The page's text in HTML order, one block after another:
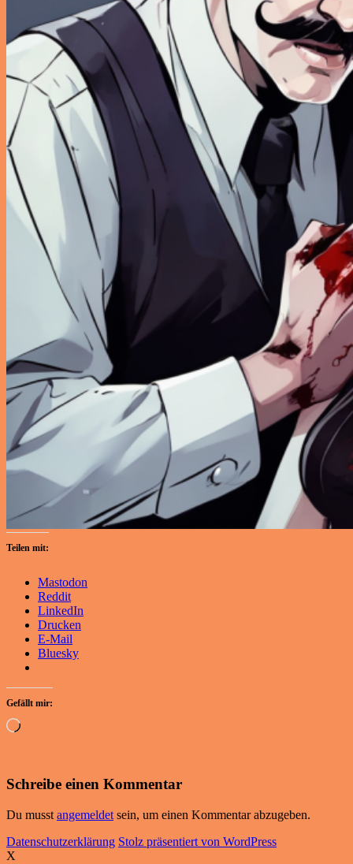
Teilen mit:
Mastodon
Reddit
LinkedIn
Drucken
E-Mail
Bluesky
Gefällt mir:
Wird
Schreibe einen Kommentar
Du musst angemeldet sein, um einen Kommentar abzugeben.
Datenschutzerklärung Stolz präsentiert von WordPress
X